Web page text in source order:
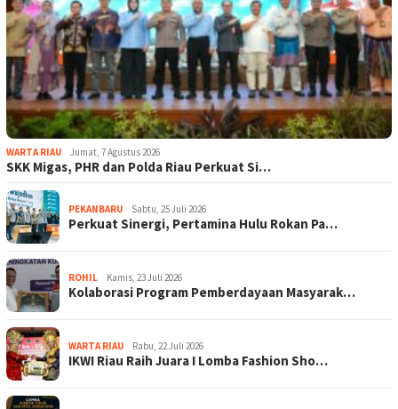
WARTA RIAU Jumat, 7 Agustus 2026
SKK Migas, PHR dan Polda Riau Perkuat Si…
PEKANBARU Sabtu, 25 Juli 2026
Perkuat Sinergi, Pertamina Hulu Rokan Pa…
ROHIL Kamis, 23 Juli 2026
Kolaborasi Program Pemberdayaan Masyarak…
WARTA RIAU Rabu, 22 Juli 2026
IKWI Riau Raih Juara I Lomba Fashion Sho…